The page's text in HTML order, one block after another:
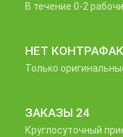
В течение 0-2
НЕТ
Только
ЗАКАЗЫ 24
Круглосуточный